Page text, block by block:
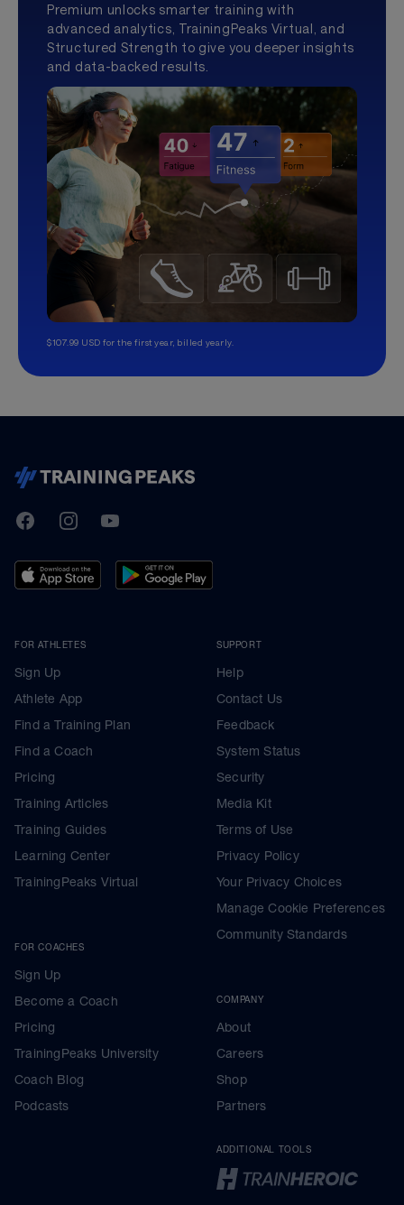
Premium unlocks smarter training with
advanced analytics, TrainingPeaks Virtual, and
Structured Strength to give you deeper insights
and data-backed results.
$107.99 USD for the first year, billed yearly.
TrainingPeaks
FacebookInstagramYoutube
FOR ATHLETES
Sign Up
Athlete App
Find a Training Plan
Find a Coach
Pricing
Training Articles
Training Guides
Learning Center
TrainingPeaks Virtual
FOR COACHES
Sign Up
Become a Coach
Pricing
TrainingPeaks University
Coach Blog
Podcasts
SUPPORT
Help
Contact Us
Feedback
System Status
Security
Media Kit
Terms of Use
Privacy Policy
Your Privacy Choices
Manage Cookie Preferences
Community Standards
COMPANY
About
Careers
Shop
Partners
ADDITIONAL TOOLS